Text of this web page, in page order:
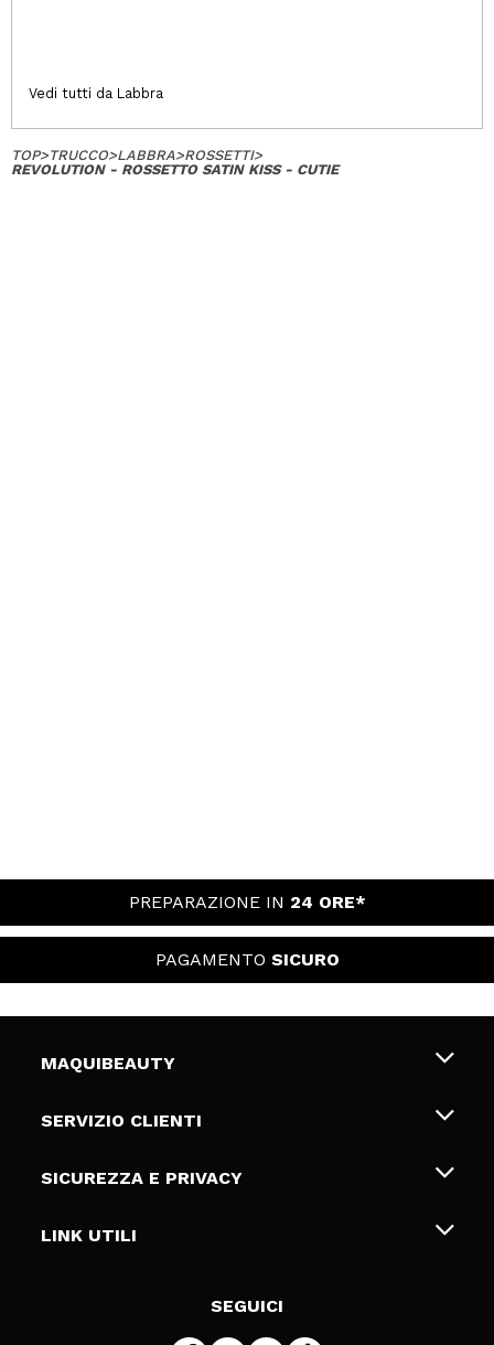
Vedi tutti da Labbra
TOP>TRUCCO>LABBRA>ROSSETTI>
REVOLUTION - ROSSETTO SATIN KISS - CUTIE
PREPARAZIONE IN 24 ORE*
PAGAMENTO SICURO
MAQUIBEAUTY
Chi siamo
Gift Cards
SERVIZIO CLIENTI
Spedizioni & Resi
Metodi di pagamamento
SICUREZZA E PRIVACY
Termini e condizioni
LINK UTILI
SEGUICI